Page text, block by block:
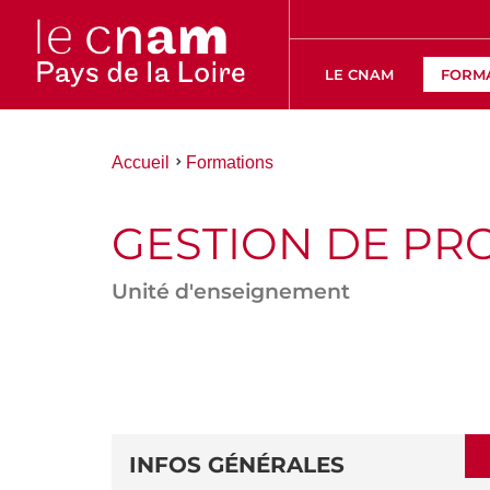
LE CNAM
Vous
Accueil Formations
GESTION DE
Unité d'enseignement
DE
DÉTAILS
INFOS GÉNÉRALES